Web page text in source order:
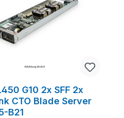
G10 2x SFF 2x
CTO Blade Server
B21